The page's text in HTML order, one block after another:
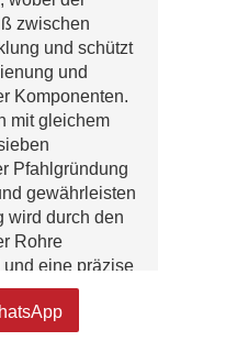
zwischen
und schützt
und
Komponenten.
mit gleichem
Pfahlgründung
gewährleisten
wird durch den
Rohre
eine präzise